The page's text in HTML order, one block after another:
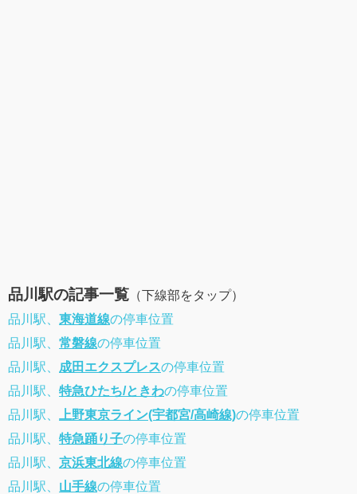
品川駅の記事一覧 （下線部をタップ）
品川駅、 東海道線の停車位置
品川駅、 常磐線の停車位置
品川駅、 成田エクスプレスの停車位置
品川駅、 特急ひたち/ときわの停車位置
品川駅、
上野東京ライン(宇都宮/高崎線)の停車位置
品川駅、 特急踊り子の停車位置
品川駅、 京浜東北線の停車位置
品川駅、 山手線の停車位置